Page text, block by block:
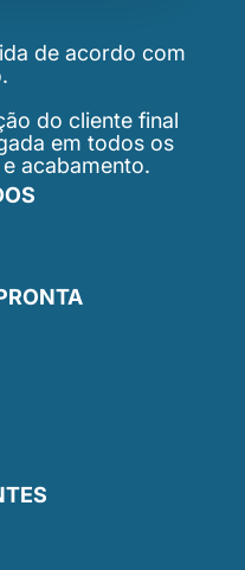
de acordo com
do cliente final
em todos os
acabamento.